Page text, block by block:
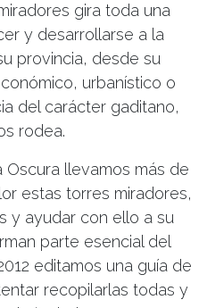
gira toda una
y desarrollarse a la
provincia, desde su
urbanístico o
del carácter gaditano,
rodea.
Oscura llevamos más de
estas torres miradores,
y ayudar con ello a su
parte esencial del
editamos una guía de
recopilarlas todas y